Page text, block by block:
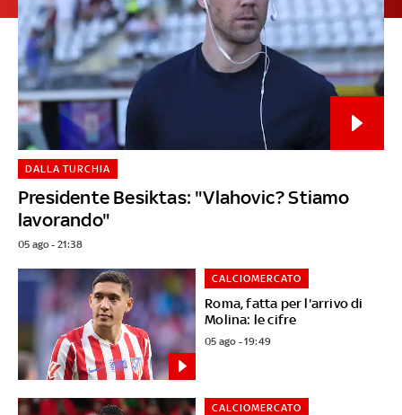
Presidente Besiktas: "Vlahovic? Stiamo
lavorando"
DALLA TURCHIA
05 ago - 21:38
Roma, fatta per l'arrivo di
Molina: le cifre
CALCIOMERCATO
05 ago - 19:49
CALCIOMERCATO